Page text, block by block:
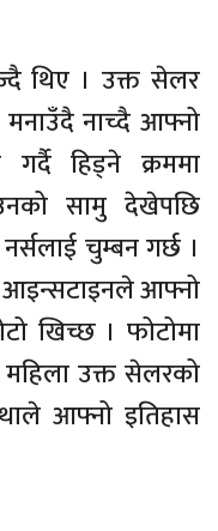
थिए । उक्त सेलर
नाच्दै आफ्नो
हिड्ने क्रममा
सामु देखेपछि
चुम्बन गर्छ ।
आइन्सटाइनले आफ्नो
खिच्छ । फोटोमा
महिला उक्त सेलरको
आफ्नो इतिहास